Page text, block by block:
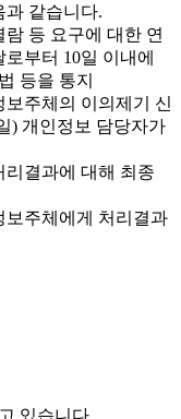
과 같습니다.
등 요구에 대한 연
부터 10일 이내에
등을 통지
주체의 이의제기 신
) 개인정보 담당자가
리결과에 대해 최종
보주체에게 처리결과
있습니다.